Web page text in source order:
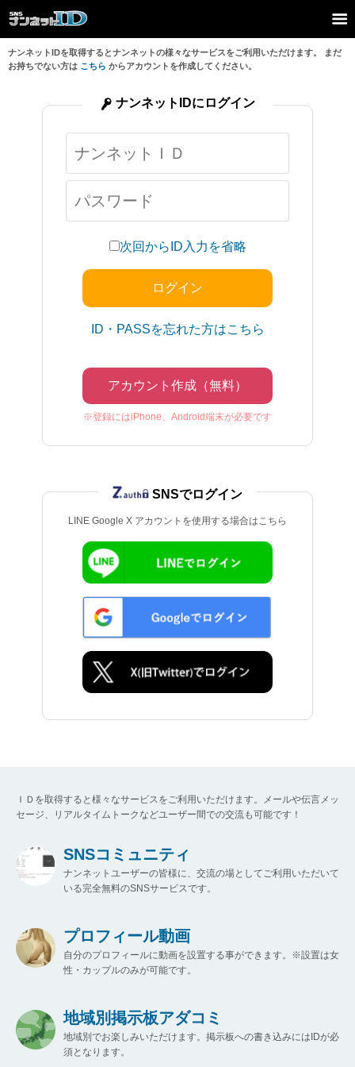
ナンネットIDを取得するとナンネットの様々なサービスをご利用いただけます。 まだ
お持ちでない方は こちら からアカウントを作成してください。
次回からID入力を省略
ID・PASSを忘れた方はこちら
アカウント作成（無料）
※登録にはiPhone、Android端末が必要です
ナンネットIDにログイン
LINE Google X アカウントを使用する場合はこちら
SNSでログイン
ＩＤを取得すると様々なサービスをご利用いただけます。メールや伝言メッ
セージ、リアルタイムトークなどユーザー間での交流も可能です！
SNSコミュニティ
ナンネットユーザーの皆様に、交流の場としてご利用いただいて
いる完全無料のSNSサービスです。
プロフィール動画
自分のプロフィールに動画を設置する事ができます。※設置は女
性・カップルのみが可能です。
地域別掲示板アダコミ
地域別でお楽しみいただけます。掲示板への書き込みにはIDが必
須となります。